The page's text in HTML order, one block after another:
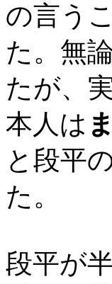
の言う
た。無
たが、
本人は
と段平
た。
段平が